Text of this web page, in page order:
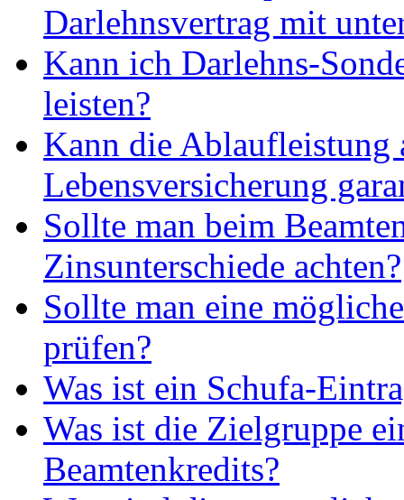
Darlehnsvertrag mit
Kann ich Darlehns-
leisten?
Kann die Ablaufleistung
Lebensversicherung
Sollte man beim
Zinsunterschiede achten?
Sollte man eine
prüfen?
Was ist ein Schufa-
Was ist die Zielgruppe
Beamtenkredits?